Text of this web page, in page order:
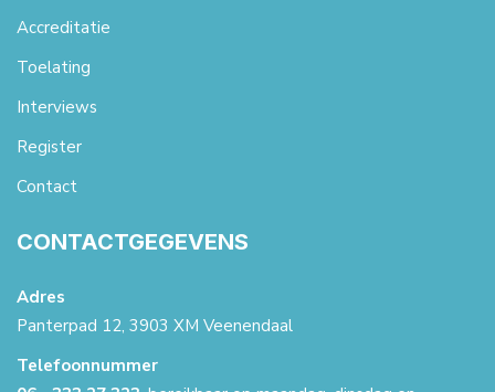
Accreditatie
Toelating
Interviews
Register
Contact
CONTACTGEGEVENS
Adres
Panterpad 12, 3903 XM Veenendaal
Telefoonnummer